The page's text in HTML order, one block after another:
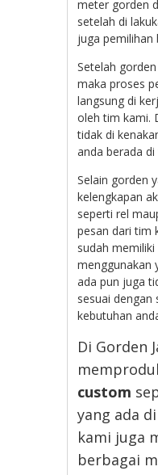
meter gorden
setelah di
juga pemilihan
Setelah
maka proses
langsung di
oleh tim kami.
tidak di
anda berada di
Selain gorden
kelengkapan
seperti rel
pesan dari tim
sudah
menggunakan
ada pun juga
sesuai dengan
kebutuhan
Di Gorden
custom
yang ada
kami juga
berbagai